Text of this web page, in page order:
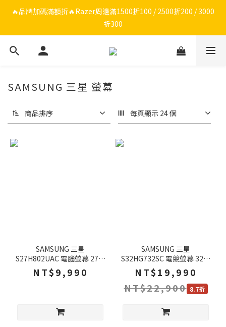
🔥品牌限定滿額折🔥ROG周邊滿1500折100 / 2500折200 / 3000折
300
🔥品牌加碼滿額折🔥Razer周邊滿1500折100 / 2500折200 / 3000
折300
ROG/Razer 全館電競椅會員登錄再現折$300
🔥品牌限定滿額折🔥ROG周邊滿1500折100 / 2500折200 / 3000折
300
SAMSUNG 三星 螢幕
商品排序 每頁顯示 24 個
SAMSUNG 三星
S27H802UAC 電腦螢幕 27吋
60Hz 4k 5ms IPS 可旋轉 外
接螢幕 護眼螢幕 螢幕
NT$9,990
SAMSUNG 三星
S32HG732SC 電競螢幕 32吋
165Hz 4k 0.03ms 可旋轉 電
腦螢幕 螢幕
NT$19,990
NT$22,900 8.7折